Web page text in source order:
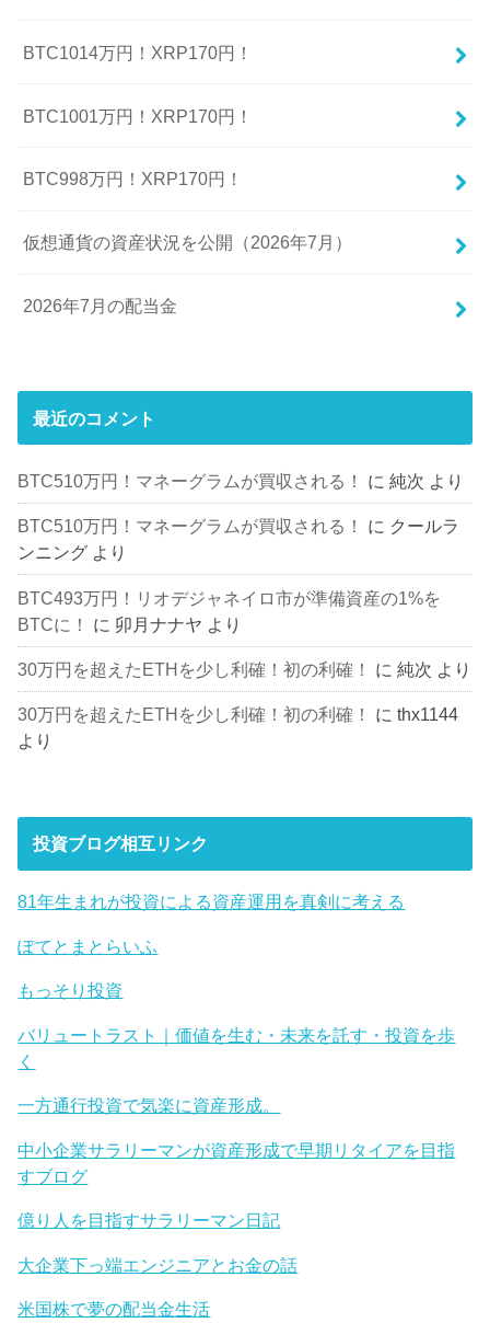
BTC1014万円！XRP170円！
BTC1001万円！XRP170円！
BTC998万円！XRP170円！
仮想通貨の資産状況を公開（2026年7月）
2026年7月の配当金
最近のコメント
BTC510万円！マネーグラムが買収される！ に純次 より
BTC510万円！マネーグラムが買収される！ に クールラ
ンニング より
BTC493万円！リオデジャネイロ市が準備資産の1%を
BTCに！
に 卯月ナナヤ より
30万円を超えたETHを少し利確！初の利確！ に純次 より
30万円を超えたETHを少し利確！初の利確！ にthx1144
より
投資ブログ相互リンク
81年生まれが投資による資産運用を真剣に考える
ぽてとまとらいふ
もっそり投資
バリュートラスト｜価値を生む・未来を託す・投資を歩
く
一方通行投資で気楽に資産形成。
中小企業サラリーマンが資産形成で早期リタイアを目指
すブログ
億り人を目指すサラリーマン日記
大企業下っ端エンジニアとお金の話
米国株で夢の配当金生活